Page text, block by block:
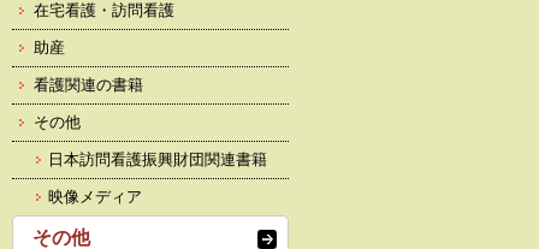
在宅看護・訪問看護
助産
看護関連の書籍
その他
日本訪問看護振興財団関連書籍
映像メディア
その他